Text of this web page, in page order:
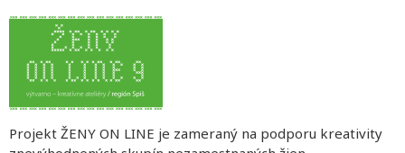
Projekt ŽENY ON LINE je zameraný na podporu kreativity